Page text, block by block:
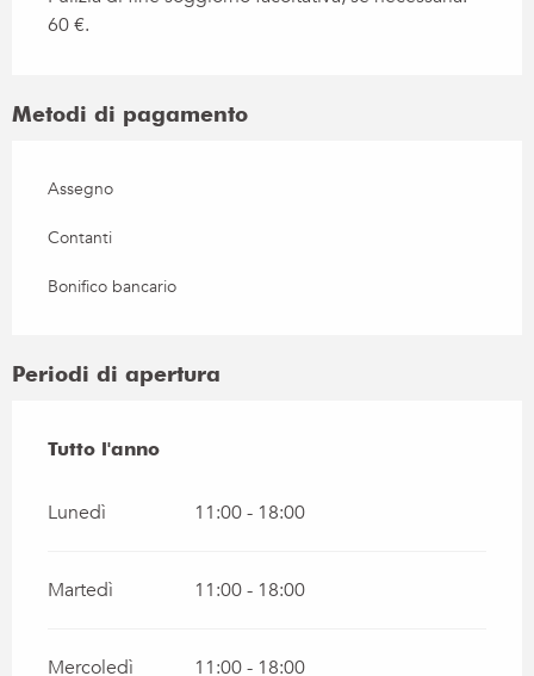
60 €.
Metodi di pagamento
Assegno
Contanti
Bonifico bancario
Periodi di apertura
Tutto l'anno
Tutto l'anno
Lunedì 11:00 - 18:00
Martedì 11:00 - 18:00
Mercoledì 11:00 - 18:00